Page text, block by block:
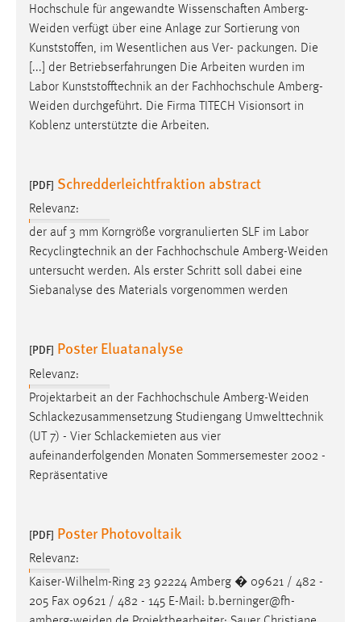
Hochschule für angewandte Wissenschaften Amberg-
Weiden verfügt über eine Anlage zur Sortierung von
Kunststoffen, im Wesentlichen aus Ver- packungen. Die
[...] der Betriebserfahrungen Die Arbeiten wurden im
Labor Kunststofftechnik an der Fachhochschule Amberg-
Weiden durchgeführt. Die Firma TITECH Visionsort in
Koblenz unterstützte die Arbeiten.
[PDF] Schredderleichtfraktion abstract
Relevanz:
der auf 3 mm Korngröße vorgranulierten SLF im Labor
Recyclingtechnik an der Fachhochschule Amberg-Weiden
untersucht werden. Als erster Schritt soll dabei eine
Siebanalyse des Materials vorgenommen werden
[PDF] Poster Eluatanalyse
Relevanz:
Projektarbeit an der Fachhochschule Amberg-Weiden
Schlackezusammensetzung Studiengang Umwelttechnik
(UT 7) - Vier Schlackemieten aus vier
aufeinanderfolgenden Monaten Sommersemester 2002 -
Repräsentative
[PDF] Poster Photovoltaik
Relevanz:
Kaiser-Wilhelm-Ring 23 92224 Amberg � 09621 / 482 -
205 Fax 09621 / 482 - 145 E-Mail: b.berninger@fh-
MARKETING
Marketing Cookies werden von Drittanbietern
verwendet, um personalisierte Werbung anzuzeigen.
Sie tun dies, indem sie Besucher über Websites
hinweg verfolgen.
Google Ads
_gcl_au
Anbieter:
Google Ireland Limited
Zweck:
Conversion-Tracking
Facebook Pixel
Name:
_fbp
Anbieter:
Facebook
3 Monate